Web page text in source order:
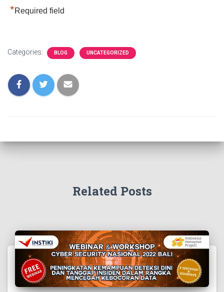
*Required field
Categories: BLOG UNCATEGORIZED
Related Posts